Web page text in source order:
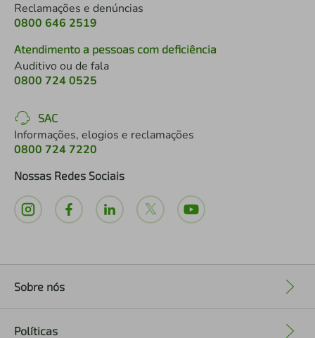
Reclamações e denúncias
0800 646 2519
Atendimento a pessoas com deficiência
Auditivo ou de fala
0800 724 0525
SAC
Informações, elogios e reclamações
0800 724 7220
Nossas Redes Sociais
Sobre nós
Políticas